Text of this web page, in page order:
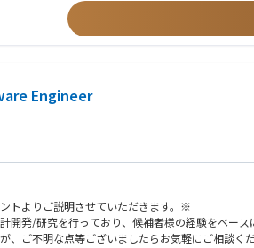
パーレスを目指したシステム開発
におけるフロント画面開発
の周辺システム開発
クト方針や事業戦略の意思決定にも関与できる
グに加えて、コンサルティング、事業開発、プロ
終わらせないAI実装・業務変革支援-】
業務理解・課題設定・AI活用テーマ設計・実装推
留まらず、実際の業務に定着し、事業成果につな
価値創出を目指します。
く、業務プロセス・意思決定・KPIに組み込み、現
理最適化領域での実務経験
の利用経験
用経験
の開発経験
に関する経験
知識（例：製造、流通小売、自動車、SCM、通信
本企業の競争力向上に貢献したい方
や経営変革に関心がある方
Engineer
トよりご説明させていただきます。※
開発/研究を行っており、候補者様の経験をベー
、ご不明な点等ございましたらお気軽にご相談く